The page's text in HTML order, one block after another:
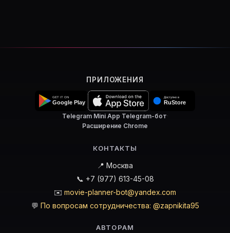
ПРИЛОЖЕНИЯ
Telegram Mini App·Telegram-бот·
Расширение Chrome
КОНТАКТЫ
📍 Москва
📞 +7 (977) 613-45-08
✉️ movie-planner-bot@yandex.com
💬 По вопросам сотрудничества: @zapnikita95
АВТОРАМ